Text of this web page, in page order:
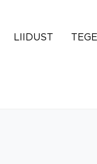
LIIDUST